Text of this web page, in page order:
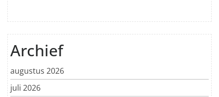
Archief
augustus 2026
juli 2026